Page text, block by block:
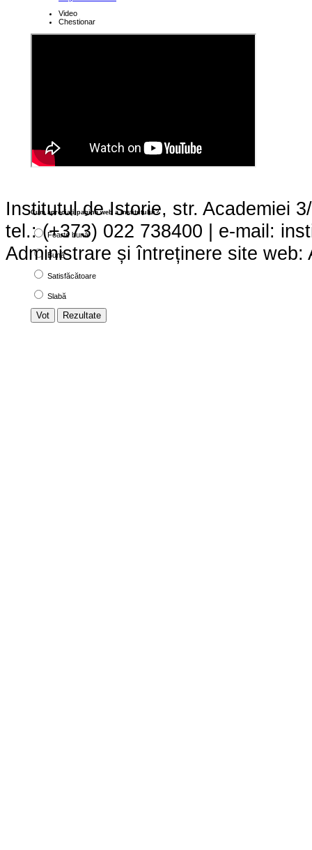
Video
Chestionar
Cum apreciaţi pagina web a institutului?
Foarte bună
Bună
Satisfăcătoare
Slabă
Institutul de Istorie, str. Academiei
tel.: (+373) 022 738400 | e-mail:
Administrare și întreținere site web: